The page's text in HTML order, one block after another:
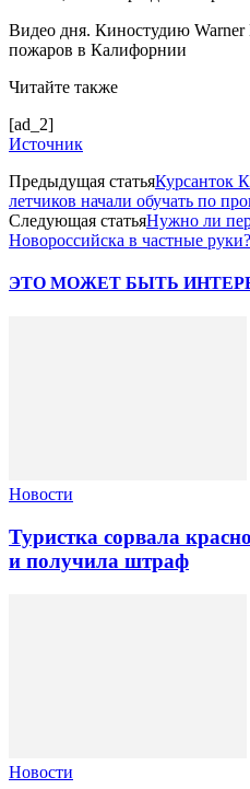
Видео дня. Киностудию Warner
пожаров в Калифорнии
Читайте также
[ad_2]
Источник
Предыдущая статьяКурсанток
летчиков начали обучать по
Следующая статьяНужно ли
Новороссийска в частные руки?
ЭТО МОЖЕТ БЫТЬ
Новости
Туристка сорвала
и получила штраф
Новости